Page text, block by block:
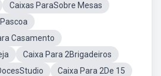
Caixas ParaSobre Mesas
Casamento
Caixa Para 2Brigadeiros
Caixa Para 2De 15